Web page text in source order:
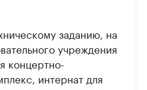
заданию, на
учреждения
концертно-
интернат для